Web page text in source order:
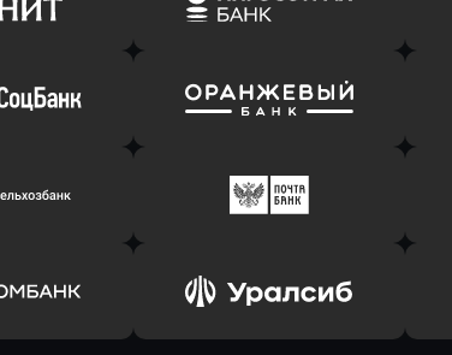
в АТБ Банк
заявку
Банк
Оправить заявку
в Ингосстрах Банк
заявку
Оправить заявку
в Банк Оранжевый
заявку
Оправить заявку
в Почта Банк